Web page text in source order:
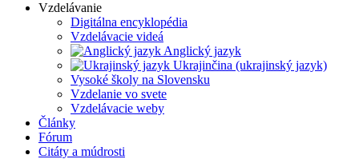
Vzdelávanie
Digitálna encyklopédia
Vzdelávacie videá
Anglický jazyk
Ukrajinčina (ukrajinský jazyk)
Vysoké školy na Slovensku
Vzdelanie vo svete
Vzdelávacie weby
Články
Fórum
Citáty a múdrosti